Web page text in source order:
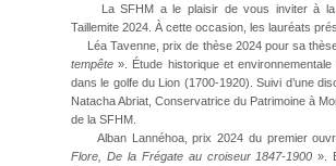
La SFHM a le plaisir de vous inviter à la
Taillemite 2024. À cette occasion, les lauréats
Léa Tavenne, prix de thèse 2024 pour sa
tempête ». Étude historique et
dans le golfe du Lion (1700-1920). Suivi d’une
Natacha Abriat, Conservatrice du Patrimoine à
de la SFHM.
Alban Lannéhoa, prix 2024 du premier
Flore, De la Frégate au croiseur 1847-1900 ».